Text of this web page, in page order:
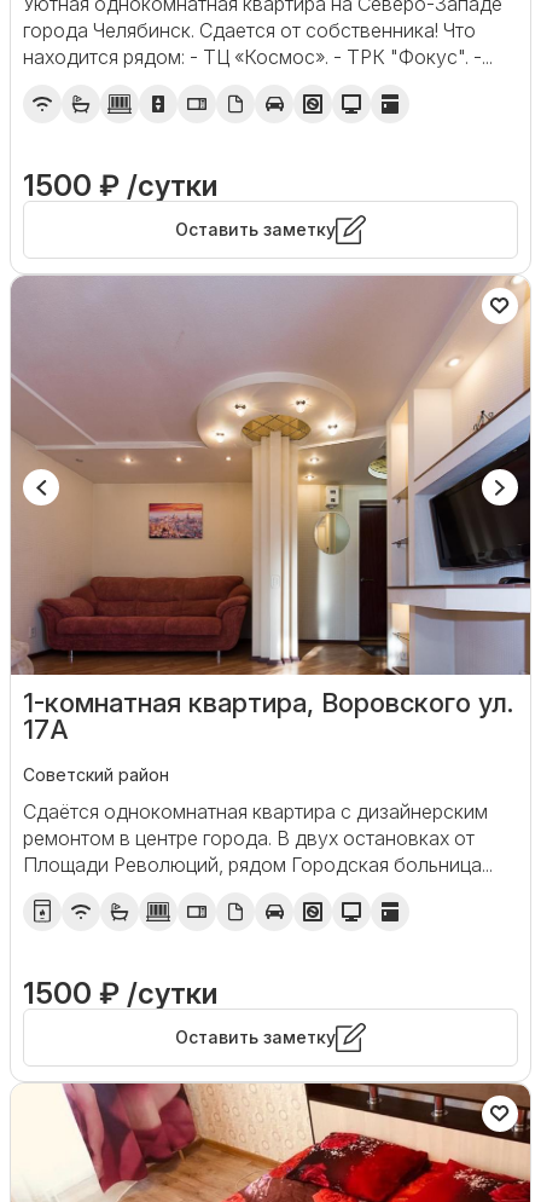
гopoда Челябинcк. Cдаeтcя от coбственника! Что
находится рядом: - ТЦ «Космос». - ТРК "Фокус". -...
1500 ₽ /сутки
Оставить заметку
1-комнатная квартира, Воровского ул.
17А
Советский район
Сдаётся однокомнатная квартира с дизайнерским
ремонтом в центре города. В двух остановках от
Площади Революций, рядом Городская больница...
1500 ₽ /сутки
Оставить заметку